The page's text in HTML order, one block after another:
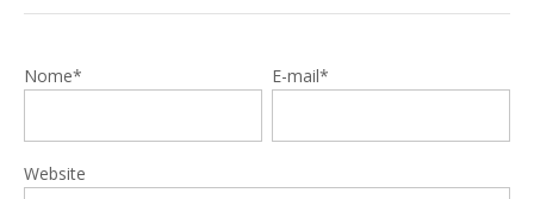
Nome* E-mail*
Website